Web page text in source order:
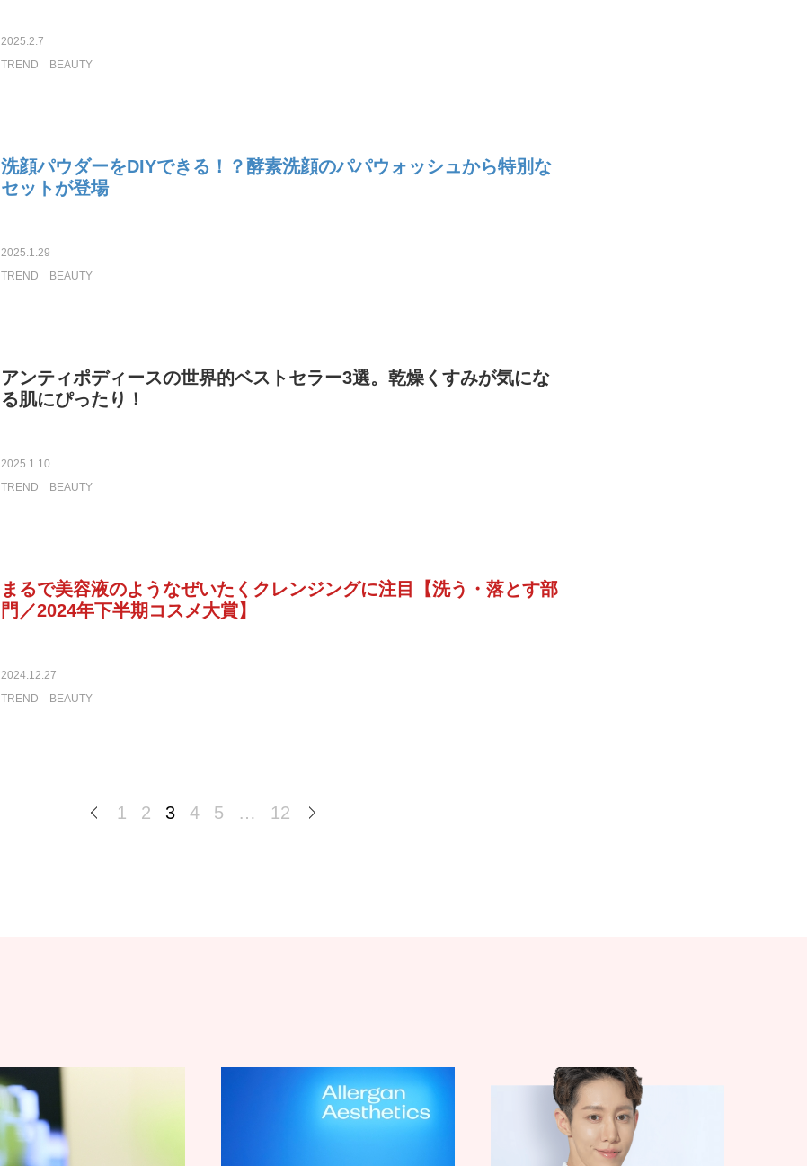
2025.2.7
TREND
BEAUTY
洗顔パウダーをDIYできる！？酵素洗顔のパパウォッシュから特別な
セットが登場
2025.1.29
TREND
BEAUTY
アンティポディースの世界的ベストセラー3選。乾燥くすみが気にな
る肌にぴったり！
2025.1.10
TREND
BEAUTY
まるで美容液のようなぜいたくクレンジングに注目【洗う・落とす部
門／2024年下半期コスメ大賞】
2024.12.27
TREND
BEAUTY
1 2 3 4 5 … 12